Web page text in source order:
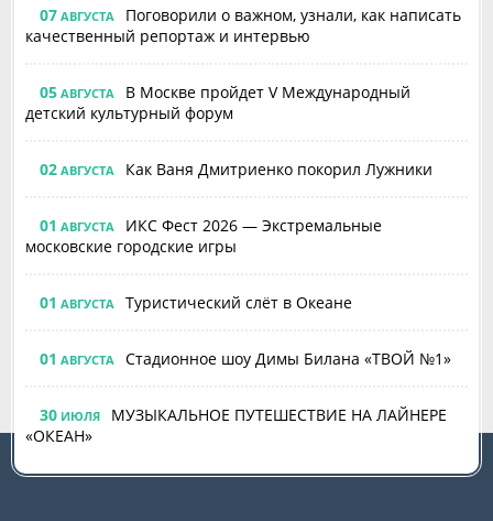
07 АВГУСТА
Поговорили о важном, узнали, как написать
качественный репортаж и интервью
05 АВГУСТА
В Москве пройдет V Международный
детский культурный форум
02 АВГУСТА Как Ваня Дмитриенко покорил Лужники
01 АВГУСТА
ИКС Фест 2026 — Экстремальные
московские городские игры
01 АВГУСТА Туристический слёт в Океане
01 АВГУСТА Стадионное шоу Димы Билана «ТВОЙ №1»
30 ИЮЛЯ
МУЗЫКАЛЬНОЕ ПУТЕШЕСТВИЕ НА ЛАЙНЕРЕ
«ОКЕАН»